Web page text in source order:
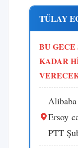
TÜLAY
BU GECE
KADAR
Ersoy
PTT